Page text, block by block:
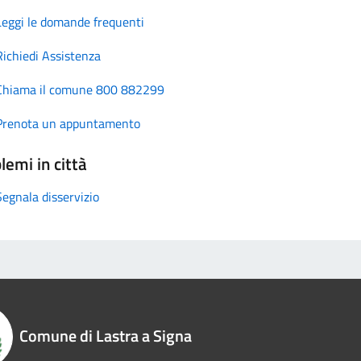
le domande frequenti
Assistenza
il comune 800 882299
un appuntamento
in città
disservizio
Comune di Lastra a Signa